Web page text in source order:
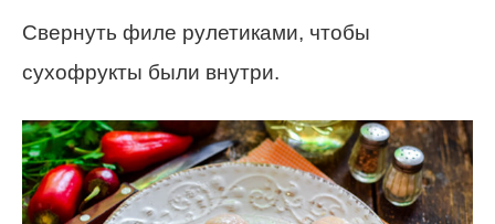
Свернуть филе рулетиками, чтобы
сухофрукты были внутри.